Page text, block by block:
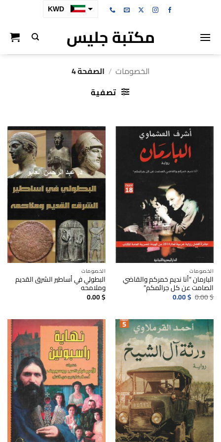
KWD
مكتبة جليس
الخصومات / الصفحة 4
تصفية
الخصومات
البارمان “أنا نديم خمركم والقاضي
الصامت عن كل جرائمكم”
0.00$ السعر
الأصلي
0.00$ السعر
الحالي
الخصومات
البطولي في أساطير الشرق القديم
وملامحه
0.00$